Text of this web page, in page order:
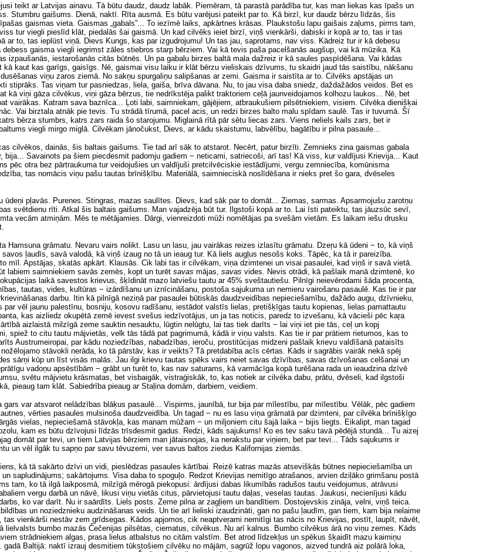
teikt ar Latvijas ainavu. Tā būtu daudz, daudz labāk. Piemēram, tā parastā parādība tur, kas man liekas kas īpašs un
Stumbru gaišums. Dienā, naktī. Rīta ausmā. Es būtu varējusi pateikt par to. Kā birzī, kur daudz bērzu līdzās, šis
gaismas vieta. Gaismas „gabals”... To iezīmē laiks, apkārtnes krāsas. Plaukstošu lapu gaišais zaļums, pirms tam,
tur viegli pieslīd klāt, piedalās šai gaismā. Un kad cilvēks ieiet birzī, viņš vienkārši, dabiski ir kopā ar to, tas ir tas
ar to, tas ieplūst viņā. Dievs Kungs, kas par izgudrojumu! Un tas jau, saprotams, nav viss. Kādreiz tur ir kā debesu
gaisma viegli iegrimst zāles stiebros starp bērziem. Vai kā tevis paša pacelšanās augšup, vai kā mūzika. Kā
iestarošanās citās būtnēs. Un pa gabalu birzes baltā mala dažreiz ir kā saules paspīdēšana. Vai kādas
kaut kas garīgs, gaisīgs. Nē, gaismai visu laiku ir klāt bērzu vieliskais dzīvums, tu skaidri jaud tās saistību, nākšanu
viņu zaros ziemā. No sakņu spurgaliņu salipšanas ar zemi. Gaisma ir saistīta ar to. Cilvēks apstājas un
stiprāks. Tas viņam tur pasniedzas, liela, gaiša, brīva dāvana. Nu, to jau visa daba sniedz, daždažādos veidos. Bet es
kā viņi gāza cilvēkus, viņi gāza bērzus, tie nedrīkstēja palikt traktoriem ceļā jaunveidojamos kolhozu laukos... Nē, bet
vairākas. Katram sava baznīca... Ļoti labi, saimniekam, gājējiem, atbraukušiem pilsētniekiem, visiem. Cilvēka dienišķai
Vai birztala atnāk pie tevis. Tu strādā tīrumā, pacel acis, un redzi birzes balto malu spīdam saulē. Tas ir tuvumā. Šī
bērza stumbrs, katrs zars raida šo starojumu. Miglainā rītā pār sētu liecas zars. Viens neliels kails zars, bet ir
viegli mirgo miglā. Cilvēkam jānočukst, Dievs, ar kādu skaistumu, labvēlību, bagātību ir pilna pasaule...
cilvēkos, dainās, šis baltais gaišums. Tie tad arī sāk to atstarot. Necērt, patur birzīti. Zemnieks zina gaismas gabala
Savainots pa šiem piecdesmit padomju gadiem − neticami, satriecoši, arī tas! Kā viss, kur valdījusi Krievija... Kaut
pēc otra bez pārtraukuma tur veidojušies un valdījuši pretcilvēciskie iestādījumi, vergu zemniecība, komūnisma
tas nomācis viņu pašu tautas brīnišķību. Materiālā, saimnieciskā noslīdēšana ir nieks pret šo gara, dvēseles
pļavās. Purenes. Stingras, mazas saulītes. Dievs, kad sāk par to domāt... Ziemas, sarmas. Apsarmojušu zarotņu
svētdienu rīti. Atkal šis baltais gaišums. Man vajadzēja būt tur. Ilgstoši kopā ar to. Lai īsti pateiktu, tas jāuzsūc sevī,
vecām atmiņām. Mēs te mētājamies. Dārgi, vienreizdoti mūži nomētājas pa svešām vietām. Es laikam iešu drusku
Hamsuna grāmatu. Nevaru vairs nolikt. Lasu un lasu, jau vairākas reizes izlasītu grāmatu. Dzeŗu kā ūdeni − to, kā viņš
ļaudīs, savā valodā, kā viņš izaug no tā un ieaug tur. Kā liels augļus nesošs koks. Tāpēc, ka tā ir pareizība.
mīl. Apstājas, skatās apkārt. Klausās. Cik labi tas ir cilvēkam, viņa dzimtenei un visai pasaulei, kad viņš ir savā vietā.
labiem saimniekiem savās zemēs, kopt un turēt savas mājas, savas vides. Nevis otrādi, kā pašlaik manā dzimtenē, ko
laikā savestos krievus, šķīdināt mazo latviešu tautu ar 45% sveštautiešu. Pilnīgi neievērodami šāda procenta,
tautas, vides, kultūras − izārdīšanu un iznīcināšanu, postoša sajukuma un nemieru vairošanu pasaulē. Kas tie ir par
darbu. Itin kā pilnīgā neziņā par pasaulei būtiskās daudzveidības nepieciešamību, dažādo augu, dzīvnieku,
vēl jaunu palestīnu, bosniju, kosovu radīšanu, iestādot valstīs lielas, pretišķīgas tautu kopienas, lielas pamattautu
kas aizliedz okupētā zemē ievest svešus iedzīvotājus, un ja tas noticis, paredz to izvešanu, kā vācieši pēc kaŗa
aizlaistā milzīgā zeme sauktin nesauktu, lūgtin nelūgtu, lai tas tiek darīts − lai viņi iet pie tās, ceļ un kopj
spiež to citu tautu mājvietās, velk tās tādā pat pagrimumā, kādā ir viņu valsts. Kas tie ir par prātiem rietumos, kas to
Austrumeiropai, par kādu noziedzības, nabadzības, ieroču, prostitūcijas midzeni pašlaik krievu valdīšanā pataisīts
stāvokli nerāda, ko tā pārstāv, kas ir veikts? Tā pretdabība acīs cērtas. Kāds ir sagrābis vairāk nekā spēj
sārņi kūp un līst visās malās. Jau ilgi krievu tautas spēks vairs neiet savas dzīvības, savas dzīvošanas celšanai un
vadoņu apsēstībām − grābt un turēt to, kas nav saturams, kā varmācīga kopā turēšana rada un ieaudzina dzīvē
svētu mājvietu krāsmatas, bet visbaigāk, vistraģiskāk, to, kas notiek ar cilvēka dabu, prātu, dvēseli, kad ilgstoši
pieaug tam klāt. Sabiedrība pieaug ar Staļina domām, darbiem, veidiem.
var atsvarot nelādzības blāķus pasaulē... Vispirms, jaunībā, tur bija par mīlestību, par mīlestību. Vēlāk, pēc gadiem
vērties pasaules mulsinoša daudzveidība. Un tagad − nu es lasu viņa grāmatā par dzimteni, par cilvēka brīnišķīgo
vielas, nepieciešamā stāvokļa, kas manam mūžam − un miljoniem citu šajā laika − bijis liegts. Eikalipt, man tagad
kam es būtu dzīvojusi līdzās trīsdesmit gadus. Redzi, kāds sajukums! Ko es tev saku tavā pēdējā stundā... Tu aizej
domāt par tevi, un tiem Latvijas bērziem man jātaisnojas, ka nerakstu par viņiem, bet par tevi... Tāds sajukums ir
un vēl ilgāk tu sapņo par savu tēvuzemi, ver savus baltos ziedus Kalifornijas ziemās.
kā tā sakārto dzīvi un vidi, pieslēdzas pasaules kārtībai. Reizē katras mazās atsevišķās būtnes nepieciešamība un
sapludinājums; sakārtojums. Visa daba to spoguļo. Redzot Krievijas nemitīgo atrašanos, arvien dziļāko grimšanu postā
tam, ko tā ilgā laikposmā, milzīgā mērogā piekopusi: ārdījusi dabas likumībās radušos tautu veidojumus, atrāvusi
vergu darbā un nāvē, likusi viņu vietās citus, pārvietojusi tautu daļas, veselas tautas. Jaukusi, necienījusi kādu
ko var darīt. Nu ir saārdīts. Liels posts. Zeme pilna ar zagļiem un bandītiem. Dostojevskis zināja, velni, viņš teica.
un noziedznieku audzināšanas veids. Un tie arī lieliski izaudzināti, gan no pašu ļaudīm, gan tiem, kam bija nelaime
vienkārši nestāv zem grīdsegas. Kādos apjomos, cik neaptveŗami nemitīgi tas nācis no Krievijas, postīt, laupīt, nāvēt,
bumbo mazās Čečenijas pilsētas, ciematus, cilvēkus. Nu arī kalnus. Bumbo cilvēkus ārā no viņu zemes. Kāds
strādniekiem algas, prasa lielus atbalstus no citām valstīm. Bet atrod līdzekļus un spēkus šķaidīt mazu kaimiņu
Baltijā: naktī izrauj desmitiem tūkstošiem cilvēku no mājām, sagrūž lopu vagonos, aizved tundrā aiz polārā loka,